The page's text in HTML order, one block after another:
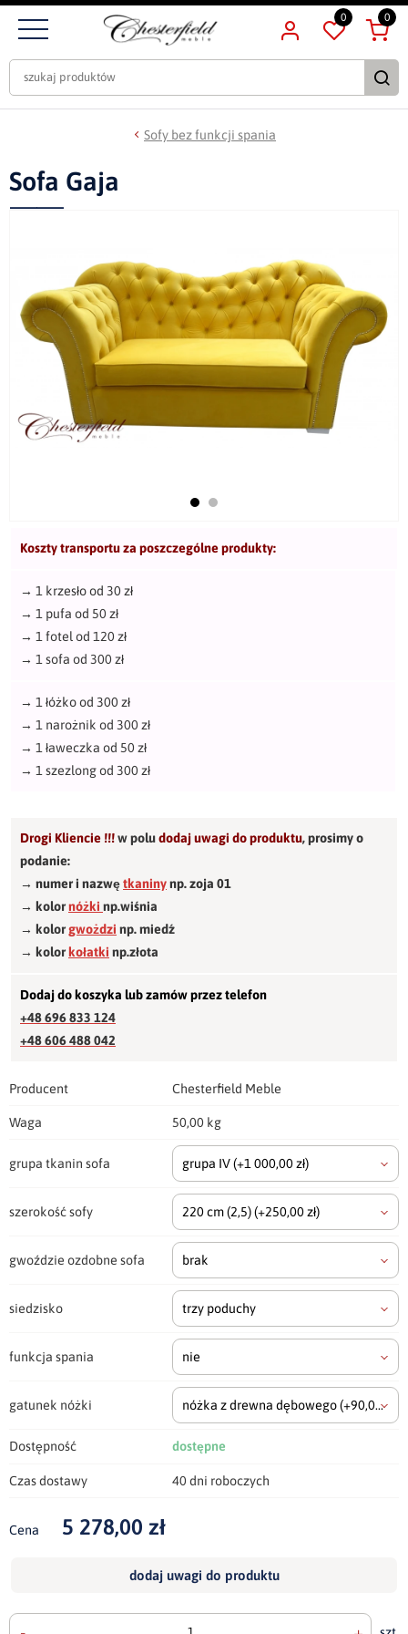
0 0
Sofy bez funkcji spania
Sofa Gaja
Koszty transportu za poszczególne produkty:
→ 1 krzesło od 30 zł
→ 1 pufa od 50 zł
→ 1 fotel od 120 zł
→ 1 sofa od 300 zł
→ 1 łóżko od 300 zł
→ 1 narożnik od 300 zł
→ 1 ławeczka od 50 zł
→ 1 szezlong od 300 zł
Drogi Kliencie !!!w poludodaj uwagi do produktu,prosimy o
podanie:
→ numer i nazwętkaninynp. zoja 01
→ kolornóżki np.wiśnia
→ kolorgwożdzi np. miedź
→ kolorkołatki np.złota
Dodaj do koszyka lub zamów przez telefon
+48 696 833 124
+48 606 488 042
Producent Chesterfield Meble
Waga 50,00 kg
grupa tkanin sofa grupa IV(+1 000,00 zł)
szerokość sofy 220 cm(2,5)(+250,00 zł)
gwoździe ozdobne sofa brak
siedzisko trzy poduchy
funkcja spania nie
gatunek nóżki nóżka z drewna dębowego(+90,00 zł)
Dostępność dostępne
Czas dostawy 40 dni roboczych
Cena 5 278,00 zł
dodaj uwagi do produktu